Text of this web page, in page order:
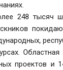
248 тысяч
проектов и